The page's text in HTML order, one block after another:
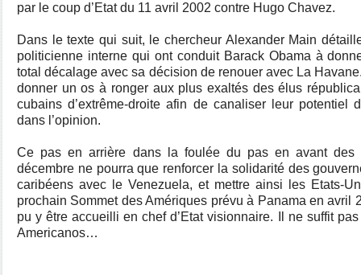
par le coup d’Etat du 11 avril 2002 contre Hugo Chavez.
Dans le texte qui suit, le chercheur Alexander Main
politicienne interne qui ont conduit Barack Obama à
total décalage avec sa décision de renouer avec La
donner un os à ronger aux plus exaltés des élus
cubains d’extrême-droite afin de canaliser leur potentiel
dans l’opinion.
Ce pas en arrière dans la foulée du pas en avant des
décembre ne pourra que renforcer la solidarité des
caribéens avec le Venezuela, et mettre ainsi les Etats-
prochain Sommet des Amériques prévu à Panama en avril
pu y être accueilli en chef d’Etat visionnaire. Il ne suffit
Americanos…